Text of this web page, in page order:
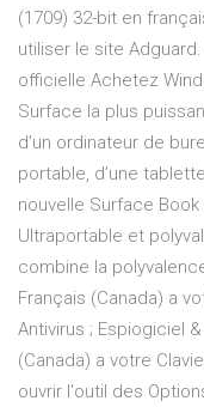
(1709) 32-bit en
utiliser le site
officielle Achetez
Surface la plus
d’un ordinateur de
portable, d’une
nouvelle Surface
Ultraportable et
combine la
Français (Canada) a
Antivirus ; Espiogiciel
(Canada) a votre
ouvrir l'outil des